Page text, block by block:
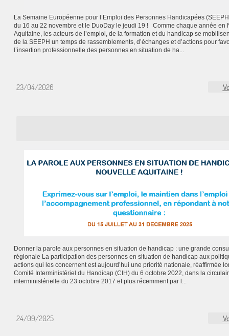
La Semaine Européenne pour l’Emploi des Personnes Handicapées
du 16 au 22 novembre et le DuoDay le jeudi 19 ! Comme chaque année en
Aquitaine, les acteurs de l’emploi, de la formation et du handicap se
de la SEEPH un temps de rassemblements, d’échanges et d’actions pour
l’insertion professionnelle des personnes en situation de ha...
23/04/2026
Donner la parole aux personnes en situation de handicap : une grande
régionale La participation des personnes en situation de handicap aux
actions qui les concernent est aujourd’hui une priorité nationale, réaffirmée
Comité Interministériel du Handicap (CIH) du 6 octobre 2022, dans la
interministérielle du 23 octobre 2017 et plus récemment par l...
24/09/2025